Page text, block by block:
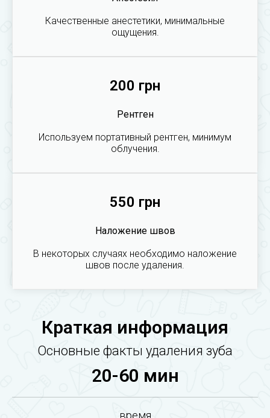
Качественные анестетики, минимальные
ощущения.
200 грн
Рентген
Используем портативный рентген, минимум
облучения.
550 грн
Наложение швов
В некоторых случаях необходимо наложение
швов после удаления.
Краткая информация
Основные факты удаления зуба
20-60 мин
время